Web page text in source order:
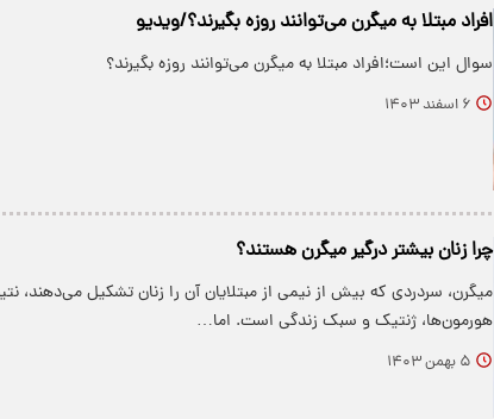
افراد مبتلا به میگرن می‌توانند روزه بگیرند؟/ویدیو
سوال این است؛افراد مبتلا به میگرن می‌توانند روزه بگیرند؟
۶ اسفند ۱۴۰۳
چرا زنان بیشتر درگیر میگرن هستند؟
میگرن، سردردی که بیش از نیمی از مبتلایان آن را زنان تشکیل می‌دهند،
هورمون‌ها، ژنتیک و سبک زندگی است. اما…
۵ بهمن ۱۴۰۳